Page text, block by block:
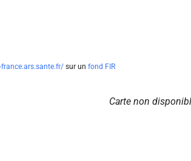
sur un fond FIR
Carte non